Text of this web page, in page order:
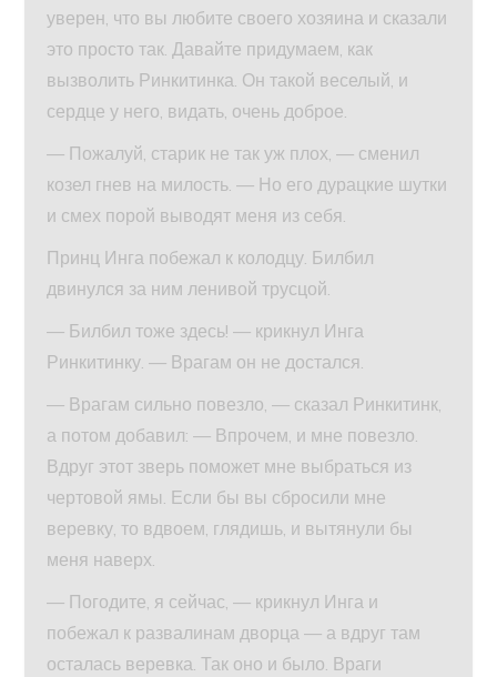
уверен, что вы любите своего хозяина и сказали
это просто так. Давайте придумаем, как
вызволить Ринкитинка. Он такой веселый, и
сердце у него, видать, очень доброе.
— Пожалуй, старик не так уж плох, — сменил
козел гнев на милость. — Но его дурацкие шутки
и смех порой выводят меня из себя.
Принц Инга побежал к колодцу. Билбил
двинулся за ним ленивой трусцой.
— Билбил тоже здесь! — крикнул Инга
Ринкитинку. — Врагам он не достался.
— Врагам сильно повезло, — сказал Ринкитинк,
а потом добавил: — Впрочем, и мне повезло.
Вдруг этот зверь поможет мне выбраться из
чертовой ямы. Если бы вы сбросили мне
веревку, то вдвоем, глядишь, и вытянули бы
меня наверх.
— Погодите, я сейчас, — крикнул Инга и
побежал к развалинам дворца — а вдруг там
осталась веревка. Так оно и было. Враги